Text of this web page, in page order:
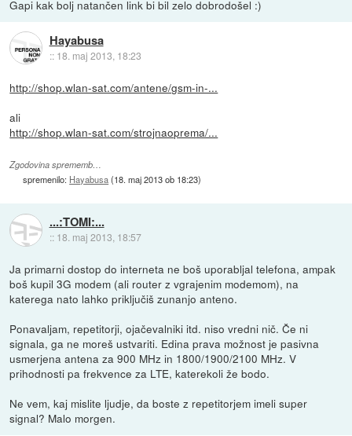
Gapi kak bolj natančen link bi bil zelo dobrodošel :)
Hayabusa
:: 18. maj 2013, 18:23
http://shop.wlan-sat.com/antene/gsm-in-...
ali
http://shop.wlan-sat.com/strojnaoprema/...
Zgodovina sprememb…
spremenilo: Hayabusa(18. maj 2013 ob 18:23)
...:TOMI:...
:: 18. maj 2013, 18:57
Ja primarni dostop do interneta ne boš uporabljal telefona, ampak
boš kupil 3G modem (ali router z vgrajenim modemom), na
katerega nato lahko priključiš zunanjo anteno.
Ponavaljam, repetitorji, ojačevalniki itd. niso vredni nič. Če ni
signala, ga ne moreš ustvariti. Edina prava možnost je pasivna
usmerjena antena za 900 MHz in 1800/1900/2100 MHz. V
prihodnosti pa frekvence za LTE, katerekoli že bodo.
Ne vem, kaj mislite ljudje, da boste z repetitorjem imeli super
signal? Malo morgen.